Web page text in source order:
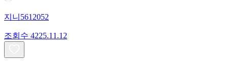
지니5612052
조회수 4225.11.12